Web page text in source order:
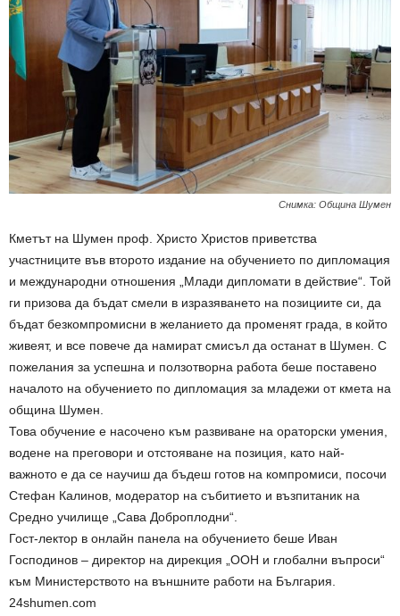
Снимка: Община Шумен
Кметът на Шумен проф. Христо Христов приветства
участниците във второто издание на обучението по дипломация
и международни отношения „Млади дипломати в действие“. Той
ги призова да бъдат смели в изразяването на позициите си, да
бъдат безкомпромисни в желанието да променят града, в който
живеят, и все повече да намират смисъл да останат в Шумен. С
пожелания за успешна и ползотворна работа беше поставено
началото на обучението по дипломация за младежи от кмета на
община Шумен.
Това обучение е насочено към развиване на ораторски умения,
водене на преговори и отстояване на позиция, като най-
важното е да се научиш да бъдеш готов на компромиси, посочи
Стефан Калинов, модератор на събитието и възпитаник на
Средно училище „Сава Доброплодни“.
Гост-лектор в онлайн панела на обучението беше Иван
Господинов – директор на дирекция „ООН и глобални въпроси“
към Министерството на външните работи на България.
24shumen.com